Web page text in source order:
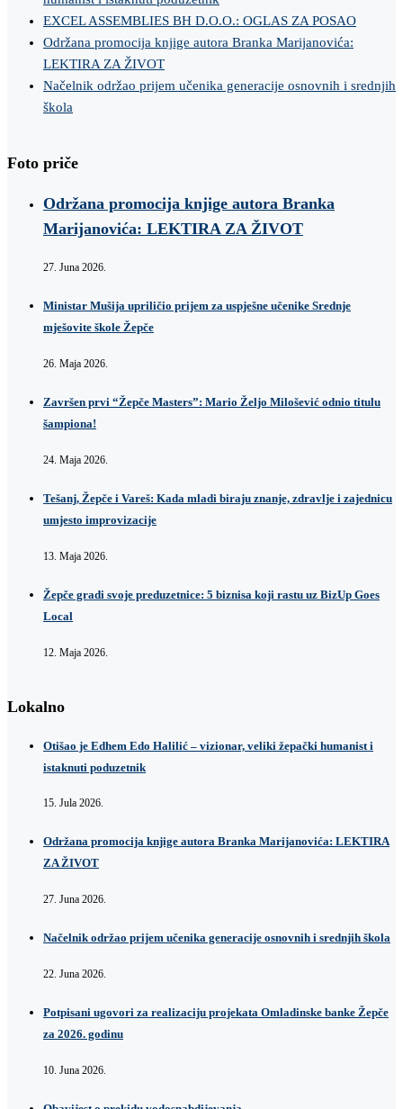
EXCEL ASSEMBLIES BH D.O.O.: OGLAS ZA POSAO
Održana promocija knjige autora Branka Marijanovića:
LEKTIRA ZA ŽIVOT
Načelnik održao prijem učenika generacije osnovnih i srednjih
škola
Foto priče
Održana promocija knjige autora Branka
Marijanovića: LEKTIRA ZA ŽIVOT
27. Juna 2026.
Ministar Mušija upriličio prijem za uspješne učenike Srednje
mješovite škole Žepče
26. Maja 2026.
Završen prvi “Žepče Masters”: Mario Željo Milošević odnio titulu
šampiona!
24. Maja 2026.
Tešanj, Žepče i Vareš: Kada mladi biraju znanje, zdravlje i zajednicu
umjesto improvizacije
13. Maja 2026.
Žepče gradi svoje preduzetnice: 5 biznisa koji rastu uz BizUp Goes
Local
12. Maja 2026.
Lokalno
Otišao je Edhem Edo Halilić – vizionar, veliki žepački humanist i
istaknuti poduzetnik
15. Jula 2026.
Održana promocija knjige autora Branka Marijanovića: LEKTIRA
ZA ŽIVOT
27. Juna 2026.
Načelnik održao prijem učenika generacije osnovnih i srednjih škola
22. Juna 2026.
Potpisani ugovori za realizaciju projekata Omladinske banke Žepče
za 2026. godinu
10. Juna 2026.